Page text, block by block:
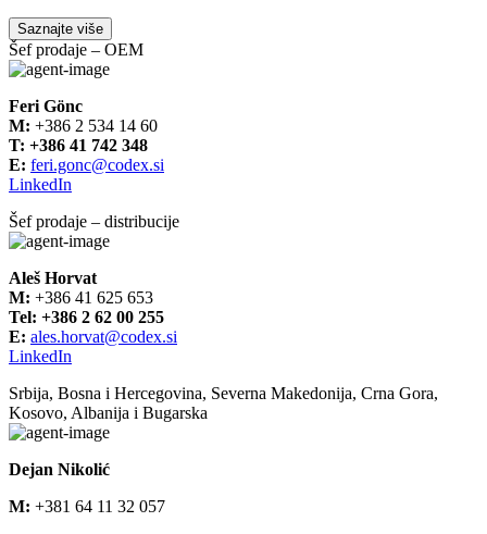
Saznajte više
Šef prodaje – OEM
Feri Gönc
M: +386 2 534 14 60
T: +386 41 742 348
E: feri.gonc@codex.si
LinkedIn
Šef prodaje – distribucije
Aleš Horvat
M: +386 41 625 653
Tel: +386 2 62 00 255
E: ales.horvat@codex.si
LinkedIn
Srbija, Bosna i Hercegovina, Severna Makedonija, Crna Gora,
Kosovo, Albanija i Bugarska
Dejan Nikolić
M: +381 64 11 32 057